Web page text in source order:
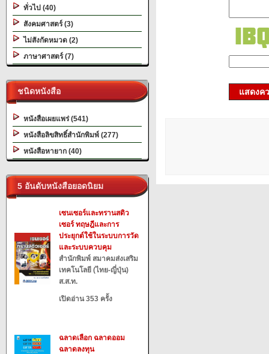
ทั่วไป (40)
สังคมศาสตร์ (3)
ไม่สังกัดหมวด (2)
ภาษาศาสตร์ (7)
ชนิดหนังสือ
หนังสือเผยแพร่ (541)
หนังสือลิขสิทธิ์สำนักพิมพ์ (277)
หนังสือหายาก (40)
5 อันดับหนังสือยอดนิยม
เซนเซอร์และทรานสดิว
เซอร์ ทฤษฎีและการ
ประยุกต์ใช้ในระบบการวัด
และระบบควบคุม
สำนักพิมพ์ สมาคมส่งเสริม
เทคโนโลยี (ไทย-ญี่ปุ่น)
ส.ส.ท.
เปิดอ่าน 353 ครั้ง
ฉลาดเลือก ฉลาดออม
ฉลาดลงทุน
แสดงค